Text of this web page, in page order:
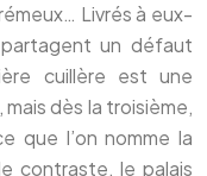
Livrés à eux-
un défaut
cuillère est une
dès la troisième,
que l’on nomme la
contraste, le palais